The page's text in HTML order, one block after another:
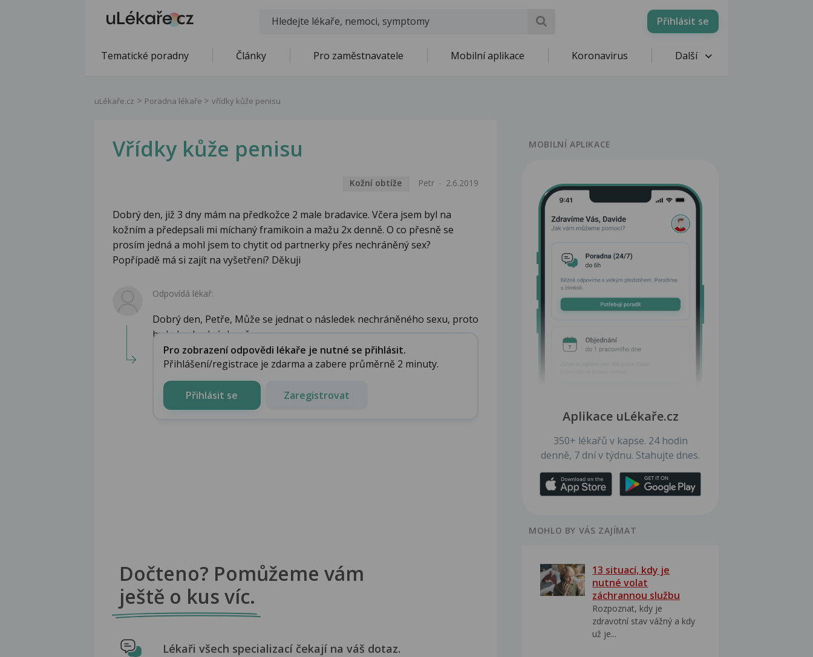
Přihlásit se
Tematické poradny Články Pro zaměstnavatele Mobilní aplikace Koronavirus Další
uLékaře.cz Poradna lékaře vřídky kůže penisu
Vřídky kůže penisu
Kožní obtíže Petr 2.6.2019
Dobrý den, již 3 dny mám na předkožce 2 male bradavice. Včera jsem byl na
kožním a předepsali mi míchaný framikoin a mažu 2x denně. O co přesně se
prosím jedná a mohl jsem to chytit od partnerky přes nechráněný sex?
Popřípadě má si zajít na vyšetření? Děkuji
Odpovídá lékař:
Dobrý den, Petře, Může se jednat o následek nechráněného sexu, proto
by bylo vhodné dovyše...
Pro zobrazení odpovědi lékaře je nutné se přihlásit.
Přihlášení/registrace je zdarma a zabere průměrně 2 minuty.
Přihlásit se Zaregistrovat
Dočteno? Pomůžeme vám
ještě o kus víc.
Lékaři všech specializací čekají na váš dotaz.
MOBILNÍ APLIKACE
Aplikace uLékaře.cz
350+ lékařů v kapse. 24 hodin
denně, 7 dní v týdnu. Stahujte dnes.
MOHLO BY VÁS ZAJÍMAT
13 situací, kdy je
nutné volat
záchrannou službu
Rozpoznat, kdy je
zdravotní stav vážný a kdy
už je...